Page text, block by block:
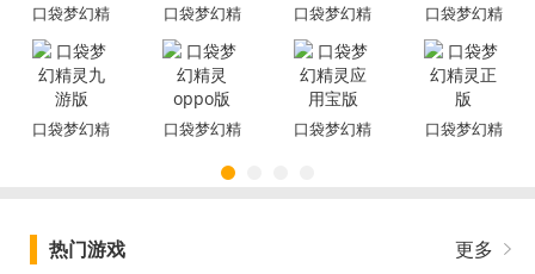
口袋梦幻精 口袋梦幻精 口袋梦幻精 口袋梦幻精
口袋梦幻精 口袋梦幻精 口袋梦幻精 口袋梦幻精
热门游戏 更多